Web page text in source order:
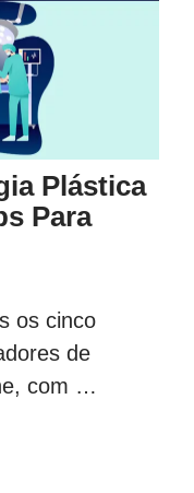
Plástica
Para
os cinco
de
com …